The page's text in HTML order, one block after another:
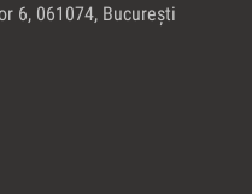
6, 061074, Bucureşti